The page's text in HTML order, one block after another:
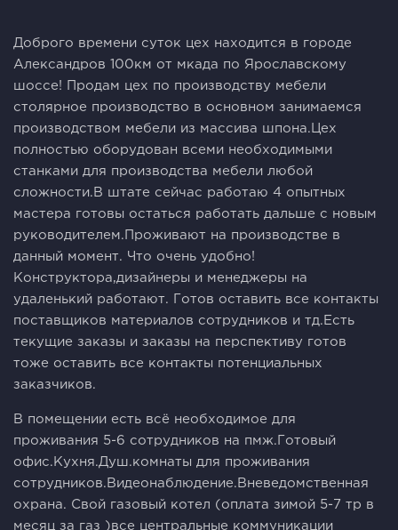
Доброго времени суток цех находится в городе
Александров 100км от мкада по Ярославскому
шоссе! Продам цех по производству мебели
столярное производство в основном занимаемся
производством мебели из массива шпона.Цех
полностью оборудован всеми необходимыми
станками для производства мебели любой
сложности.В штате сейчас работаю 4 опытных
мастера готовы остаться работать дальше с новым
руководителем.Проживают на производстве в
данный момент. Что очень удобно!
Конструктора,дизайнеры и менеджеры на
удаленький работают. Готов оставить все контакты
поставщиков материалов сотрудников и тд.Есть
текущие заказы и заказы на перспективу готов
тоже оставить все контакты потенциальных
заказчиков.
В помещении есть всё необходимое для
проживания 5-6 сотрудников на пмж.Готовый
офис.Кухня.Душ.комнаты для проживания
сотрудников.Видеонаблюдение.Вневедомственная
охрана. Свой газовый котел (оплата зимой 5-7 тр в
месяц за газ )все центральные коммуникации